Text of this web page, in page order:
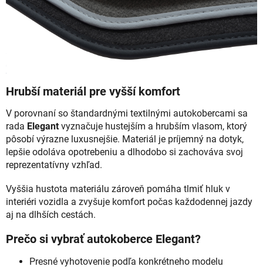
Hrubší materiál pre vyšší komfort
V porovnaní so štandardnými textilnými autokobercami sa
rada Elegant vyznačuje hustejším a hrubším vlasom, ktorý
pôsobí výrazne luxusnejšie. Materiál je príjemný na dotyk,
lepšie odoláva opotrebeniu a dlhodobo si zachováva svoj
reprezentatívny vzhľad.
Vyššia hustota materiálu zároveň pomáha tlmiť hluk v
interiéri vozidla a zvyšuje komfort počas každodennej jazdy
aj na dlhších cestách.
Prečo si vybrať autokoberce Elegant?
Presné vyhotovenie podľa konkrétneho modelu